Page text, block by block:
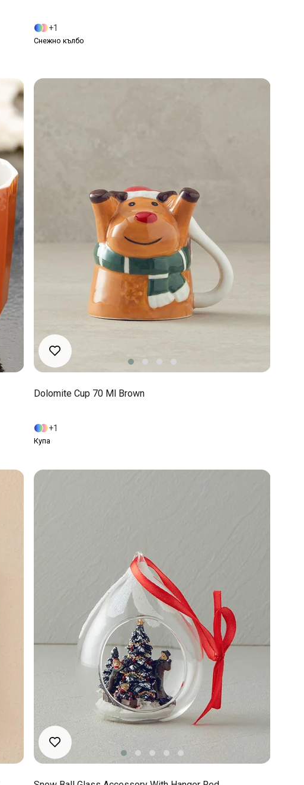
1
Снежно кълбо
Dolomite Cup 70 Ml Brown
1
Купа